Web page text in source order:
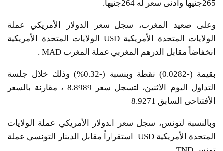
265جنيها وادنى سعر له 264جنيها.
وعلى صعيد المغرب، سجل سعر الدولار الأمريكي عملة
الولايات المتحدة الأمريكية USD الولايات المتحدة الأمريكية
انخفاضاً مقابل الدرهم المغربي عملة المغرب MAD .
بقيمة (-0.0282) نقطة وبنسبة (-0.32%) وذلك خلال جلسة
التداول اليوم الاثنين، لتسجل سعر 8.8989 ، مقارنة بالسعر
الأفتتاحى السابق 8.9271
وبالنسبة لتونس، سجل سعر الدولار الأمريكي عملة الولايات
المتحدة الأمريكية USD استقراراً مقابل الدينار التونسي عملة